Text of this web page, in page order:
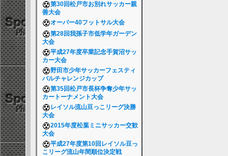
第30回松戸市お別れサッカー親
善大会
オーバー40フットサル大会
第28回我孫子市低学年ガーデン
大会
平成27年度卒業記念手賀沼サッ
カー大会
野田市少年サッカーフェスティ
バルチャレンジカップ
第35回松戸市長杯争奪少年サッ
カートーナメント大会
レイソル流山豆っこリーグ決勝
大会
2015年度松葉ミニサッカー交歓
大会
平成27年度第10回レイソル豆っ
こリーグ流山年間順位決定戦